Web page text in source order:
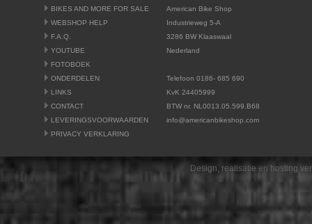
BIKES AND MORE FOR SALE
WEBSHOP HELP
F.A.Q.
YOUTUBE
FOTOBOEK
ONDERDELEN
LINKS
CONTACT
LEVERINGSVOORWAARDEN
PRIVACY VERKLARING
American Bike Shop
Industrieweg 5-A
3286 BW Klaaswaal
Nederland
Telefoon 0186- 685 690
KvK 24405999
BTW nr. NL0013.05.599.B68
info@americanbikeshop.com
Design, realisatie en hosting